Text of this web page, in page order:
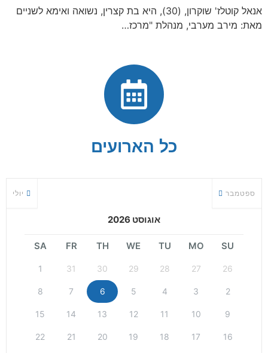
אנאל קוטלז' שוקרון, (30), היא בת קצרין, נשואה ואימא לשניים
מאת: מירב מערבי, מנהלת "מרכז…
כל הארועים
יולי
אוגוסט 2026
ספטמבר
SU
MO
TU
WE
TH
FR
SA
26
27
28
29
30
31
1
2
3
4
5
6
7
8
9
10
11
12
13
14
15
16
17
18
19
20
21
22